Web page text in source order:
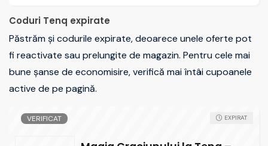
Coduri Tenq expirate
Păstrăm și codurile expirate, deoarece unele oferte pot
fi reactivate sau prelungite de magazin. Pentru cele mai
bune șanse de economisire, verifică mai întâi cupoanele
active de pe pagină.
VERIFICAT EXPIRAT